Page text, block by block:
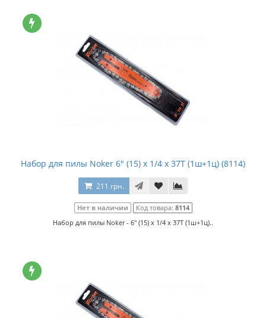
Набор для пилы Noker 6" (15) x 1/4 x 37T (1ш+1ц) (8114)
211 грн.
Нет в наличии Код товара: 8114
Набор для пилы Noker - 6" (15) x 1/4 x 37T (1ш+1ц)..